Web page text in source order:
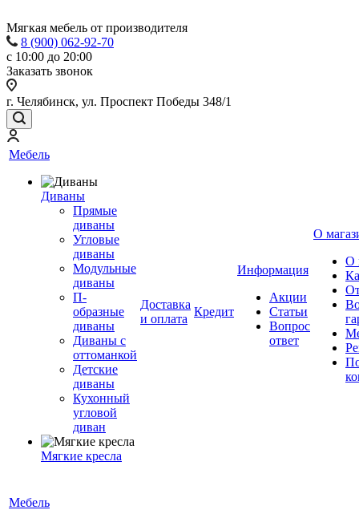
Мягкая мебель от производителя
8 (900) 062-92-70
с 10:00 до 20:00
Заказать звонок
г. Челябинск, ул. Проспект Победы 348/1
Мебель
Диваны
Прямые
диваны
Угловые
диваны
Модульные
диваны
П-
образные
диваны
Диваны с
оттоманкой
Детские
диваны
Кухонный
угловой
диван
Мягкие кресла
Доставка
и оплата
Кредит
Информация
Акции
Статьи
Вопрос
ответ
О
О
Мебель